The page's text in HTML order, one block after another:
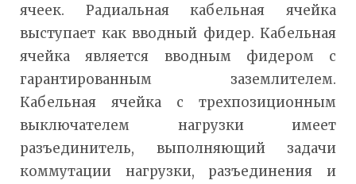
ячеек. Радиальная кабельная ячейка
выступает как вводный фидер. Кабельная
ячейка является вводным фидером с
гарантированным заземлителем.
Кабельная ячейка с трехпозиционным
выключателем нагрузки имеет
разъединитель, выполняющий задачи
коммутации нагрузки, разъединения и